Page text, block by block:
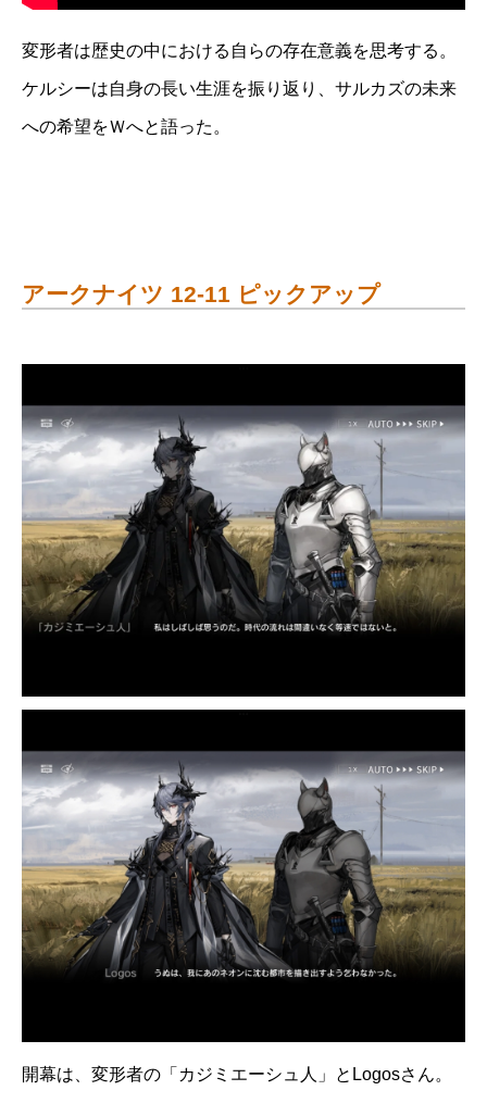
変形者は歴史の中における自らの存在意義を思考する。
ケルシーは自身の長い生涯を振り返り、サルカズの未来
への希望をＷへと語った。
アークナイツ 12-11 ピックアップ
開幕は、変形者の「カジミエーシュ人」とLogosさん。